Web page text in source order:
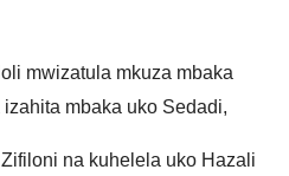
mwizatula mkuza mbaka
mbaka uko Sedadi,
na kuhelela uko Hazali